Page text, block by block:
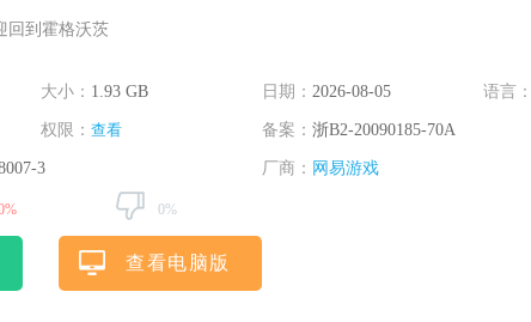
回到霍格沃茨
大小： 1.93 GB 日期： 2026-08-05 语言：
权限： 查看 备案： 浙B2-20090185-70A
3 厂商： 网易游戏
0%
查看电脑版